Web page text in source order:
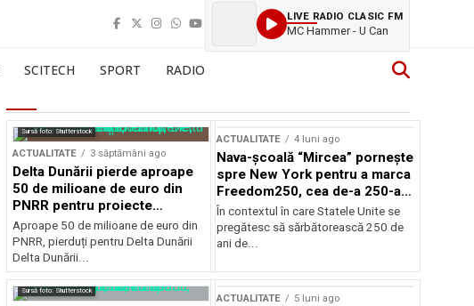
LIVE RADIO CLASIC FM
MC Hammer - U Can
SCITECH SPORT RADIO
Sursă foto: Shutterstock
ACTUALITATE 3 săptămâni ago
Delta Dunării pierde aproape
50 de milioane de euro din
PNRR pentru proiecte
esențiale
Aproape 50 de milioane de euro din
PNRR, pierduți pentru Delta Dunării
Delta Dunării...
ACTUALITATE 4 luni ago
Nava-școală “Mircea” pornește
spre New York pentru a marca
Freedom250, cea de-a 250-a
aniversare a Statelor Unite
În contextul în care Statele Unite se
pregătesc să sărbătorească 250 de
ani de...
Sursă foto: Shutterstock
ACTUALITATE 5 luni ago